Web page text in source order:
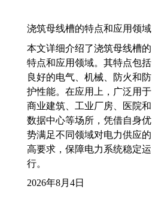
浇筑母线槽的特点和应用领域
本文详细介绍了浇筑母线槽的
特点和应用领域。其特点包括
良好的电气、机械、防火和防
护性能。在应用上，广泛用于
商业建筑、工业厂房、医院和
数据中心等场所，凭借自身优
势满足不同领域对电力供应的
高要求，保障电力系统稳定运
行。
2026年8月4日